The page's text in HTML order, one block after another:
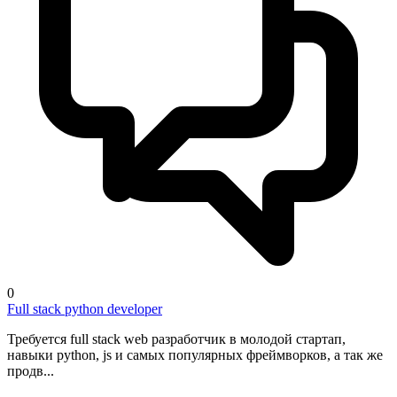
0
Full stack python developer
Требуется full stack web разработчик в молодой стартап,
навыки python, js и самых популярных фреймворков, а так же
продв...